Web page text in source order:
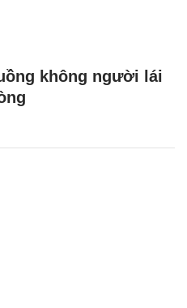
không người lái